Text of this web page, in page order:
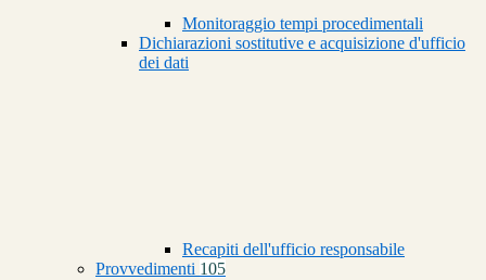
Monitoraggio tempi procedimentali
Dichiarazioni sostitutive e acquisizione d'ufficio
dei dati
Recapiti dell'ufficio responsabile
Provvedimenti 105